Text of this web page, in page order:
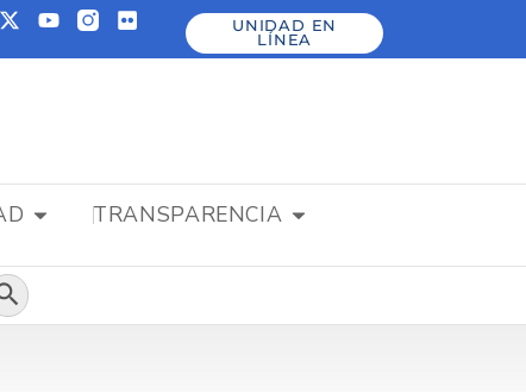
UNIDAD EN
LÍNEA
TRANSPARENCIA
de búsqueda